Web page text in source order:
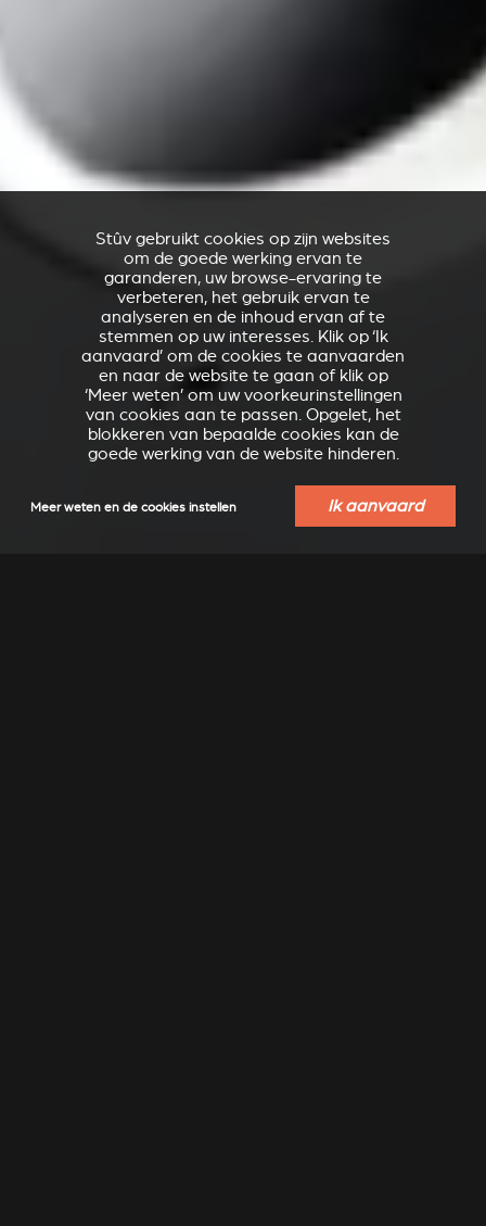
Stûv gebruikt cookies op zijn websites
om de goede werking ervan te
garanderen, uw browse-ervaring te
verbeteren, het gebruik ervan te
analyseren en de inhoud ervan af te
stemmen op uw interesses. Klik op ‘Ik
aanvaard’ om de cookies te aanvaarden
en naar de website te gaan of klik op
‘Meer weten’ om uw voorkeurinstellingen
van cookies aan te passen. Opgelet, het
blokkeren van bepaalde cookies kan de
goede werking van de website hinderen.
Meer weten en de cookies instellen Ik aanvaard